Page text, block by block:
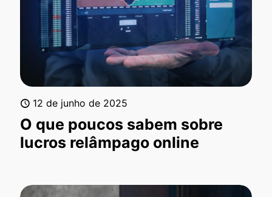
12 de junho de 2025
O que poucos sabem sobre
lucros relâmpago online